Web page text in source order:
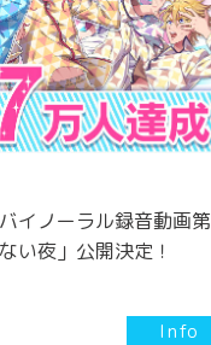
イノーラル録音動画第
い夜」公開決定！